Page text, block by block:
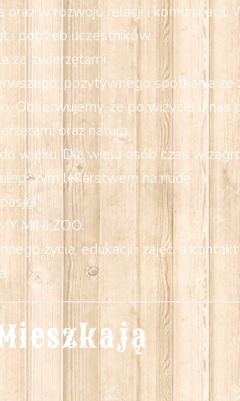
w rozwoju relacji i
i potrzeb uczestników.
ze zwierzętami
pozytywnego spotkania ze
że po wizycie u nas
oraz naturą.
wieku. Dla wielu osób czas w
lekarstwem na nudę.
MINI ZOO.
życia, edukacji i zajęć, a